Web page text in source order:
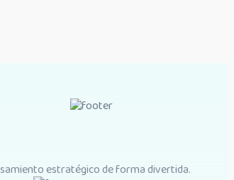
estratégico de forma divertida.